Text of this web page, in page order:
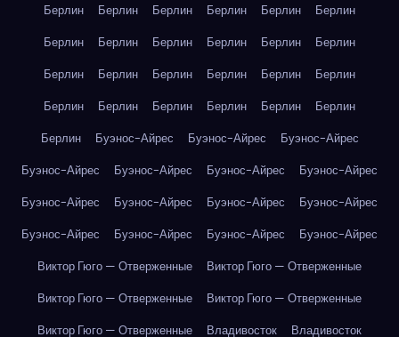
Берлин Берлин Берлин Берлин Берлин
Берлин
Берлин
Берлин Берлин Берлин Берлин
Берлин
Берлин
Берлин Берлин Берлин Берлин
Берлин
Берлин
Берлин Берлин Берлин Берлин
Берлин
Берлин
Буэнос-Айрес Буэнос-Айрес
Буэнос-Айрес
Буэнос-Айрес
Буэнос-Айрес Буэнос-Айрес
Буэнос-Айрес
Буэнос-Айрес
Буэнос-Айрес Буэнос-Айрес
Буэнос-Айрес
Буэнос-Айрес
Буэнос-Айрес Буэнос-Айрес
Буэнос-Айрес
Виктор Гюго — Отверженные
Виктор Гюго — Отверженные
Виктор Гюго — Отверженные
Виктор Гюго — Отверженные
Виктор Гюго — Отверженные
Владивосток
Владивосток